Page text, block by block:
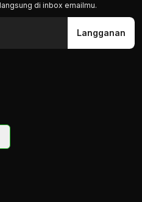
di inbox emailmu.
Langganan